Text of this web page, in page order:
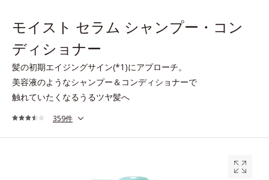
モイスト セラム シャンプー・コン
ディショナー
髪の初期エイジングサイン(*1)にアプローチ。
美容液のようなシャンプー＆コンディショナーで
触れていたくなるうるツヤ髪へ
359件